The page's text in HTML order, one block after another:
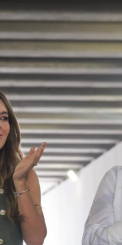
líneas
de los
contra deAguirre
de la entidad desde
en 2014, derivado de
ladesaparición
de los
primeras carpetas de
negó reiteradamente
motiva su detención.